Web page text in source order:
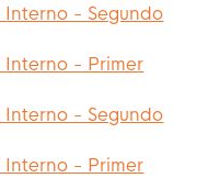
Interno - Segundo
Interno - Primer
Interno - Segundo
Interno - Primer